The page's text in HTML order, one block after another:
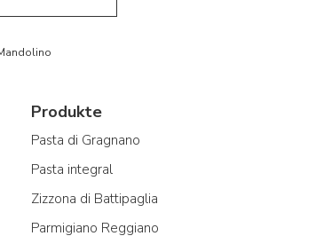
Produkte
Pasta di Gragnano
Pasta integral
Zizzona di Battipaglia
Parmigiano Reggiano